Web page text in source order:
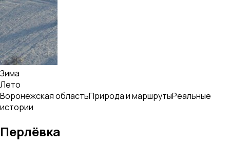
Зима
Лето
Воронежская областьПрирода и маршрутыРеальные
истории
Перлёвка